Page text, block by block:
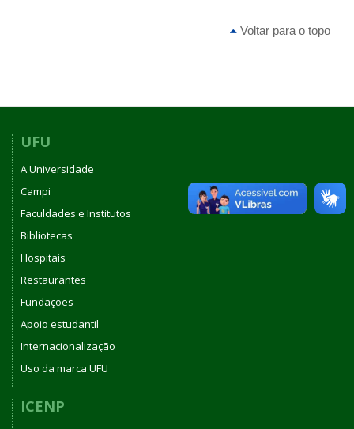
Voltar para o topo
UFU
A Universidade
Campi
Faculdades e Institutos
Bibliotecas
Hospitais
Restaurantes
Fundações
Apoio estudantil
Internacionalização
Uso da marca UFU
ICENP